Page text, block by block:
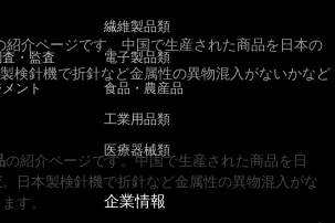
紹介ページです。中国で生産された商品を日本の
検針機で折針など金属性の異物混入がないかなど
の紹介ページです。中国で生産された商品を日
。日本製検針機で折針など金属性の異物混入がな
す。
・監査
ント
繊維製品類
電子製品類
食品・農産品
工業用品類
医療器械類
企業情報